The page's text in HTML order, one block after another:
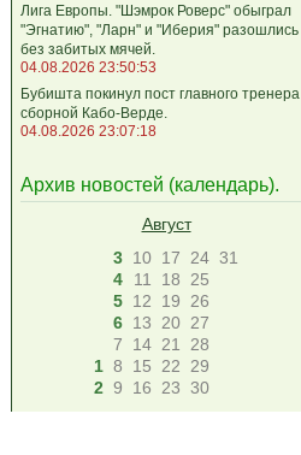
Лига Европы. "Шэмрок Роверс" обыграл
"Эгнатию", "Ларн" и "Иберия" разошлись
без забитых мячей.
04.08.2026 23:50:53
Бубишта покинул пост главного тренера
сборной Кабо-Верде.
04.08.2026 23:07:18
Архив новостей (календарь).
Август
3 10 17 24 31
4
11 18
25
5 12 19
26
6 13 20 27
7
14 21
28
1 8 15 22
29
2 9 16 23 30